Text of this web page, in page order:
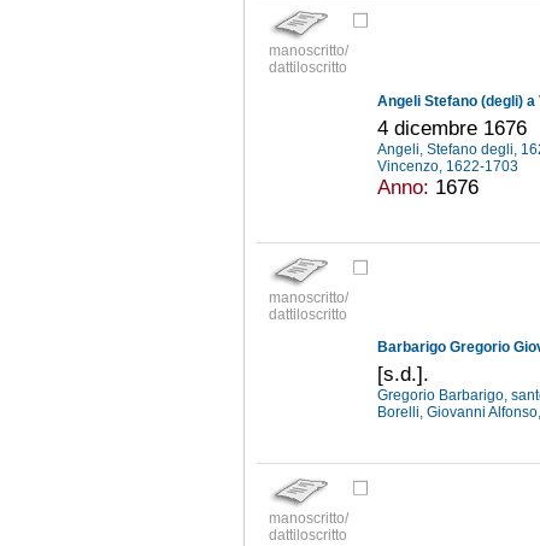
manoscritto/
dattiloscritto
Angeli Stefano (degli)
4 dicembre 1676
Angeli, Stefano degli,
Vincenzo, 1622-1703
Anno: 1676
manoscritto/
dattiloscritto
[s.d.].
Gregorio Barbarigo,
Borelli, Giovanni
manoscritto/
dattiloscritto